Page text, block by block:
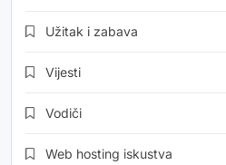
Užitak i zabava
Vijesti
Vodiči
Web hosting iskustva